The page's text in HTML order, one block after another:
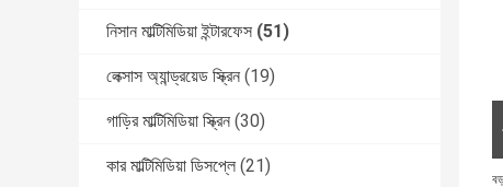
নিসান মাল্টিমিডিয়া ইন্টারফেস (51)
লেক্সাস অ্যান্ড্রয়েড স্ক্রিন (19)
গাড়ির মাল্টিমিডিয়া স্ক্রিন (30)
কার মাল্টিমিডিয়া ডিসপ্লে (21)